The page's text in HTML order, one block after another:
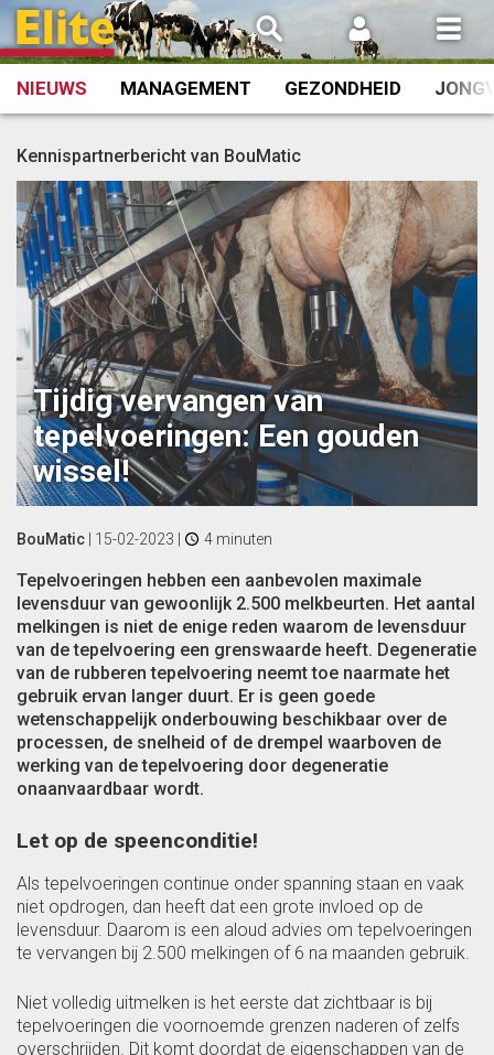
Spring
naar
inhoud
NIEUWS MANAGEMENT GEZONDHEID
Kennispartnerbericht van BouMatic
Tijdig vervangen van
tepelvoeringen: Een gouden
wissel!
BouMatic 15-02-2023 4 minuten
Tepelvoeringen hebben een aanbevolen maximale
levensduur van gewoonlijk 2.500 melkbeurten. Het aantal
melkingen is niet de enige reden waarom de levensduur
van de tepelvoering een grenswaarde heeft. Degeneratie
van de rubberen tepelvoering neemt toe naarmate het
gebruik ervan langer duurt. Er is geen goede
wetenschappelijk onderbouwing beschikbaar over de
processen, de snelheid of de drempel waarboven de
werking van de tepelvoering door degeneratie
onaanvaardbaar wordt.
Let op de speenconditie!
Als tepelvoeringen continue onder spanning staan en vaak
niet opdrogen, dan heeft dat een grote invloed op de
levensduur. Daarom is een aloud advies om tepelvoeringen
te vervangen bij 2.500 melkingen of 6 na maanden gebruik.
Niet volledig uitmelken is het eerste dat zichtbaar is bij
tepelvoeringen die voornoemde grenzen naderen of zelfs
overschrijden. Dit komt doordat de eigenschappen van de